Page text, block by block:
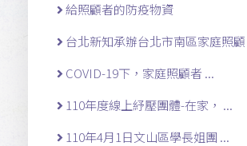
給照顧者的防疫物資
台北新知承辦台北市南區家庭照顧
COVID-19下，家庭照顧者 ...
110年度線上紓壓團體-在家， ...
110年4月1日文山區學長姐團 ...